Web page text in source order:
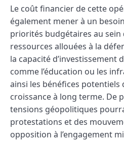
Le coût financier de cette
également mener à un
priorités budgétaires au sein
ressources allouées à la
la capacité d’investissement
comme l’éducation ou les
ainsi les bénéfices potentiels
croissance à long terme. De
tensions géopolitiques
protestations et des
opposition à l’engagement